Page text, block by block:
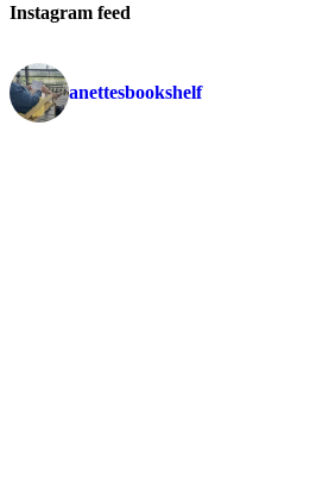
Instagram feed
anettesbookshelf